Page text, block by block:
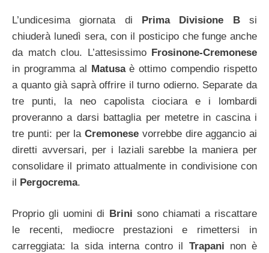
L’undicesima giornata di Prima Divisione Bsi
chiuderà lunedì sera, con il posticipo che funge anche
da match clou. L’attesissimo Frosinone-Cremonese
in programma al Matusaè ottimo compendio rispetto
a quanto già saprà offrire il turno odierno. Separate da
tre punti, la neo capolista ciociara e i lombardi
proveranno a darsi battaglia per metetre in cascina i
tre punti: per la Cremonese vorrebbe dire aggancio ai
diretti avversari, per i laziali sarebbe la maniera per
consolidare il primato attualmente in condivisione con
il Pergocrema.
Proprio gli uomini di Brini sono chiamati a riscattare
le recenti, mediocre prestazioni e rimettersi in
carreggiata: la sida interna contro il Trapani non è